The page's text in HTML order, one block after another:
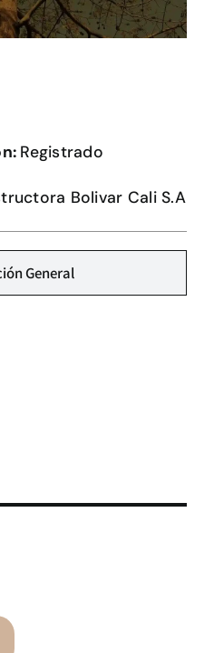
Registrado
Bolivar Cali S.A
General